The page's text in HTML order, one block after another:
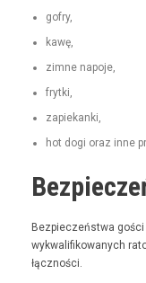
gofry,
kawę,
zimne napo­je,
fry­t­ki,
zapiekan­ki,
hot dogi oraz inne
Bez­pieczeńst­wa goś­ci
wyk­wal­i­fikowanych
łączności.